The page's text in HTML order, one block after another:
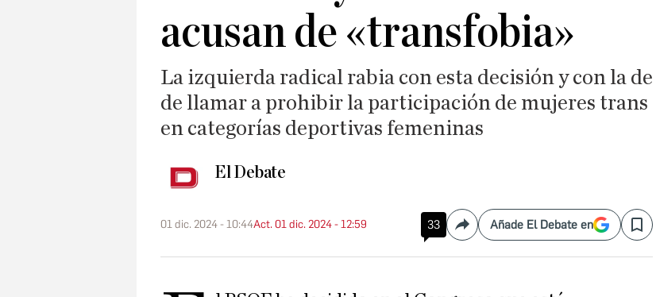
acusan de «transfobia»
La izquierda radical rabia con esta decisión y con la de
de llamar a prohibir la participación de mujeres trans
en categorías deportivas femeninas
El Debate
01 dic. 2024 - 10:44Act. 01 dic. 2024 - 12:59 33 CompartirAñade El Debate en Save